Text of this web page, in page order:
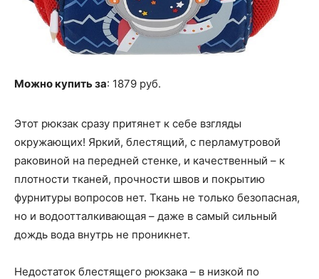
Можно купить за: 1879 руб.
Этот рюкзак сразу притянет к себе взгляды
окружающих! Яркий, блестящий, с перламутровой
раковиной на передней стенке, и качественный – к
плотности тканей, прочности швов и покрытию
фурнитуры вопросов нет. Ткань не только безопасная,
но и водоотталкивающая – даже в самый сильный
дождь вода внутрь не проникнет.
Недостаток блестящего рюкзака – в низкой по